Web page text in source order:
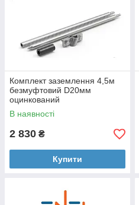
Комплект заземлення 4,5м
безмуфтовий D20мм
оцинкований
В наявності
2 830 ₴
Купити